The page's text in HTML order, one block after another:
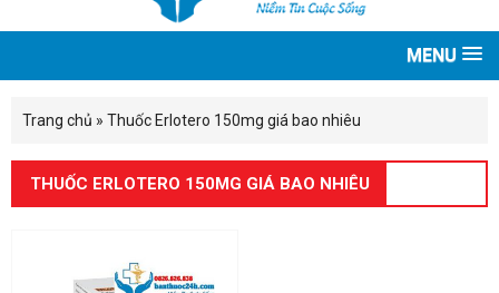
MENU
Trang chủ » Thuốc Erlotero 150mg giá bao nhiêu
THUỐC ERLOTERO 150MG GIÁ BAO NHIÊU